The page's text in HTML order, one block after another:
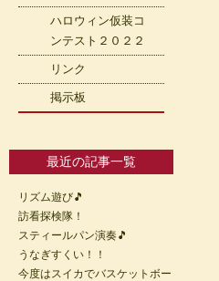
ハロウィン仮装コ
ンテスト２０２２
リンク
掲示板
最近の記事一覧
リズム遊び🎵
訪看探検隊！
スティールパン演奏🎵
うなぎすくい！！
今度はスイカでバスケットボー